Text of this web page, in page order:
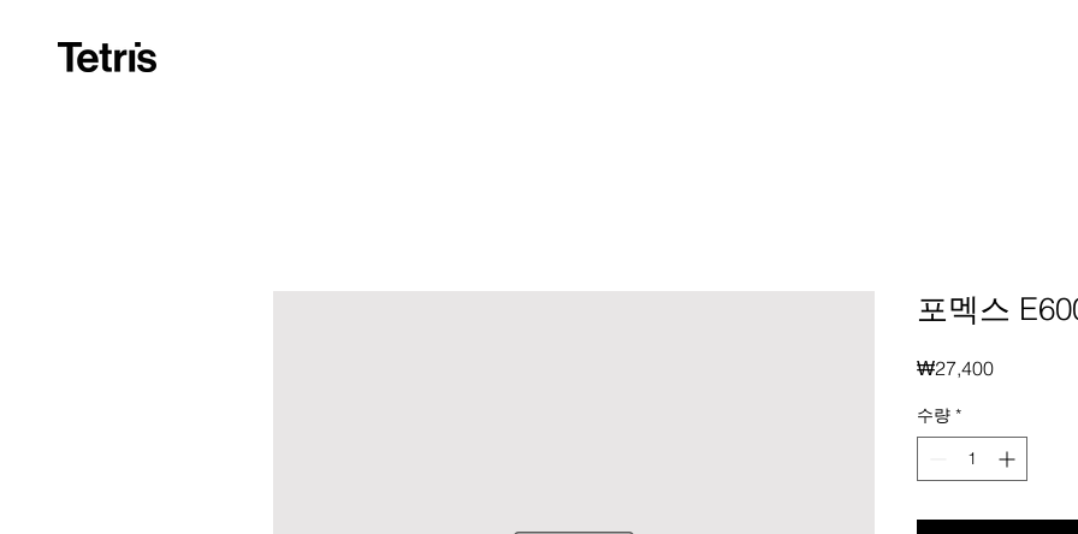
포멕스
₩27,400가
수량 *